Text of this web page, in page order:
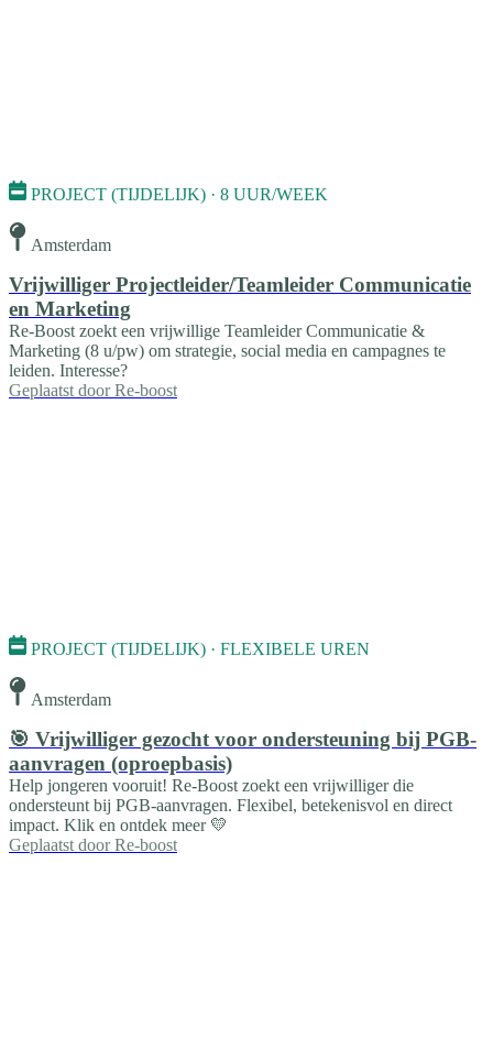
PROJECT (TIJDELIJK) · 8 UUR/WEEK
Amsterdam
Vrijwilliger Projectleider/Teamleider Communicatie
en Marketing
Re-Boost zoekt een vrijwillige Teamleider Communicatie &
Marketing (8 u/pw) om strategie, social media en campagnes te
leiden. Interesse?
Geplaatst door Re-boost
PROJECT (TIJDELIJK) · FLEXIBELE UREN
Amsterdam
🎯 Vrijwilliger gezocht voor ondersteuning bij PGB-
aanvragen (oproepbasis)
Help jongeren vooruit! Re-Boost zoekt een vrijwilliger die
ondersteunt bij PGB-aanvragen. Flexibel, betekenisvol en direct
impact. Klik en ontdek meer 💛
Geplaatst door Re-boost